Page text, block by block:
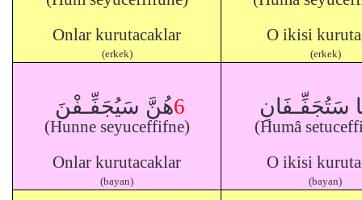
Onlar kurutacaklar
(erkek)
O ikisi
(erkek)
هُنَّ سَيُجَفِّـفْنَ6
(Hunne seyuceffifne)
Onlar kurutacaklar
(bayan)
سَتُجَفِّـفَانِ
(Humâ
O ikisi
(bayan)